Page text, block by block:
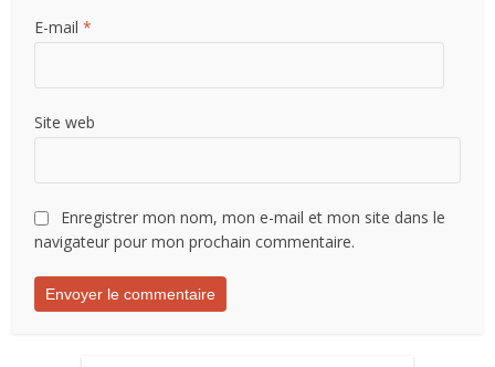
E-mail*
Site web
Enregistrer mon nom, mon e-mail et mon site dans le
navigateur pour mon prochain commentaire.